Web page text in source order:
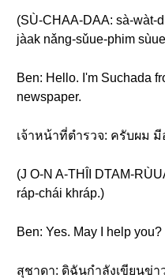
(SÙ-CHAA-DAA: sà-wàt-
jàak nǎng-sǔue-phim
Ben: Hello. I'm Suchada
newspaper.
เจ้าหน้าที่ตำรวจ: ครับผม
(J O-N A-THÎI DTAM-
ráp-chái khráp.)
Ben: Yes. May I help you?
สุชาดา: ดิฉันกำลังเขียนข่า